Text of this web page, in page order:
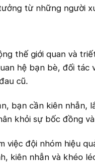
từ những người
thế giới quan và
hệ bạn bè, đối tác
cũ.
bạn cần kiên nhẫn,
khỏi sự bốc đồng
việc đội nhóm hiệu
kiên nhẫn và khéo